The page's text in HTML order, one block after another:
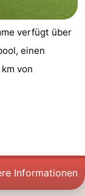
verfügt über
einen
von
Informationen